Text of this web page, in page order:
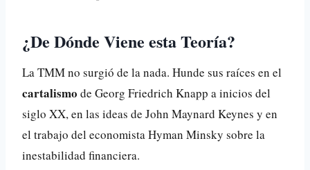
¿De Dónde Viene esta Teoría?
La TMM no surgió de la nada. Hunde sus raíces en el
cartalismo de Georg Friedrich Knapp a inicios del
siglo XX, en las ideas de John Maynard Keynes y en
el trabajo del economista Hyman Minsky sobre la
inestabilidad financiera.